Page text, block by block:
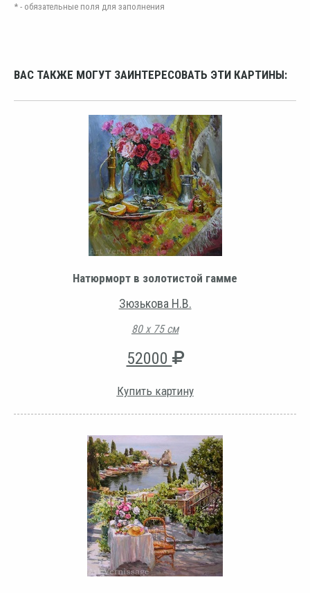
* - обязательные поля для заполнения
ВАС ТАКЖЕ МОГУТ ЗАИНТЕРЕСОВАТЬ ЭТИ КАРТИНЫ:
Натюрморт в золотистой гамме
Зюзькова Н.В.
80 х 75 см
52000
Купить картину